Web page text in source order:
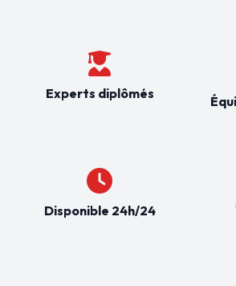
Experts diplômés
Disponible 24h/24